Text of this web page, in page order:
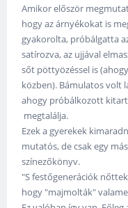
Amikor először
hogy az árnyékokat is
gyakorolta, próbálgatta
satírozva, az ujjával
sőt pöttyözéssel is
közben). Bámulatos volt
ahogy próbálkozott
megtalálja.
Ezek a gyerekek
mutatós, de csak egy
színezőkönyv.
"S festőgenerációk
hogy "majmolták"